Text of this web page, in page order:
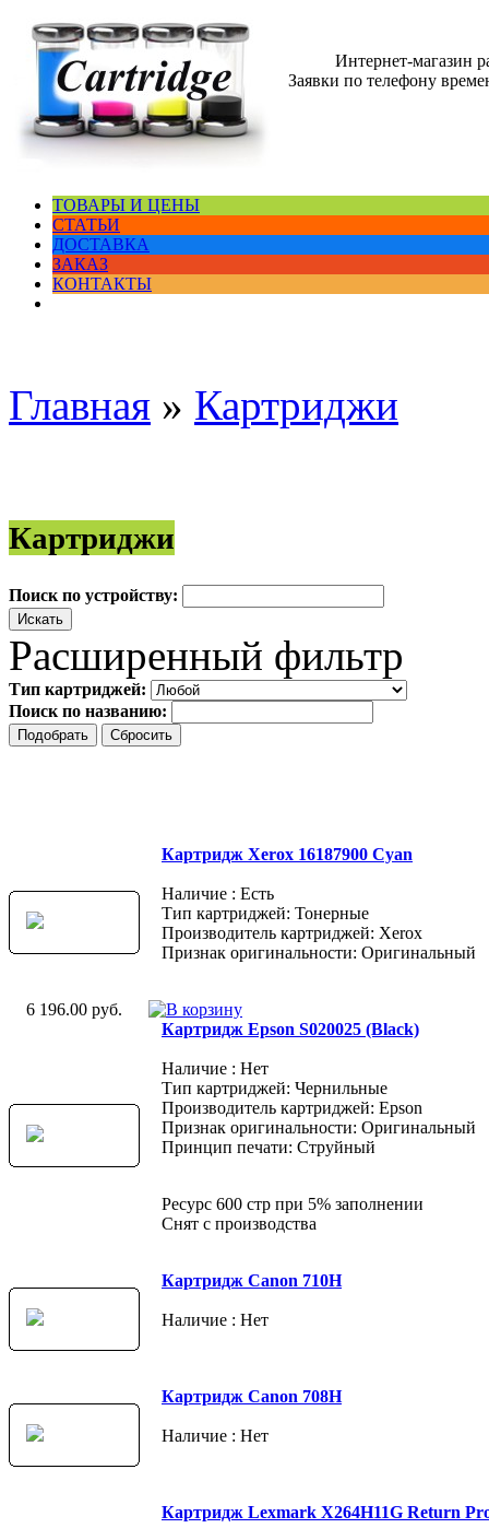
Интернет-магазин
Заявки по телефону
ТОВАРЫ И ЦЕНЫ
СТАТЬИ
ДОСТАВКА
ЗАКАЗ
КОНТАКТЫ
Главная » Картриджи
Картриджи
Поиск по устройству:
Расширенный фильтр
Тип картриджей:
Поиск по названию:
Картридж Xerox 16187900 Cyan
Наличие : Есть
Тип картриджей: Тонерные
Производитель картриджей: Xerox
Признак оригинальности: Оригинальный
6 196.00 руб.
Картридж Epson S020025 (Black)
Наличие : Нет
Тип картриджей: Чернильные
Производитель картриджей: Epson
Признак оригинальности: Оригинальный
Принцип печати: Струйный
Ресурс 600 стр при 5% заполнении
Снят с производства
Картридж Canon 710H
Наличие : Нет
Картридж Canon 708H
Наличие : Нет
Картридж Lexmark X264H11G Return